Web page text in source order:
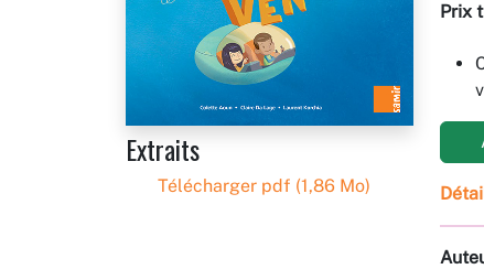
Extraits
Télécharger pdf (1,86 Mo)
Prix